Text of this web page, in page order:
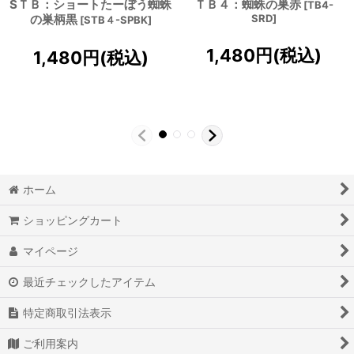
SＴＢ：ショートたーぼう蜘蛛
の巣柄黒 [STB４-SPBK]
1,480円(税込)
ＴＢ４：蜘蛛の巣赤 [TB4-
SRD]
1,480円(税込)
ホーム
ショッピングカート
マイページ
最近チェックしたアイテム
特定商取引法表示
ご利用案内